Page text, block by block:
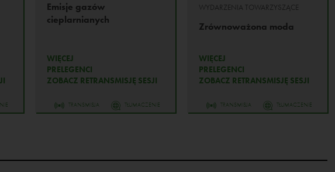
Emisje gazów
cieplarnianych
WIĘCEJ
PRELEGENCI
ZOBACZ RETRANSMISJĘ SESJI
TRANSMISJA TŁUMACZENIE
WYDARZENIA TOWARZYSZĄCE
Zrównoważona moda
WIĘCEJ
PRELEGENCI
ZOBACZ RETRANSMISJĘ SESJI
TRANSMISJA TŁUMACZENIE